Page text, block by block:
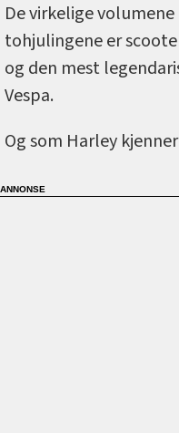
De virkelige
tohjulingene er
og den mest
Vespa.
Og som Harley